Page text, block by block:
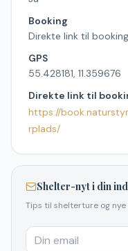
Booking
Direkte link til
GPS
55.428181, 11.359676
Direkte link til
https://
rplads/
Shelter-nyt i din
Tips til shelterture og